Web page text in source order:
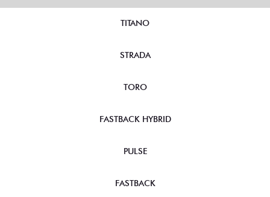
TITANO
STRADA
TORO
FASTBACK HYBRID
PULSE
FASTBACK